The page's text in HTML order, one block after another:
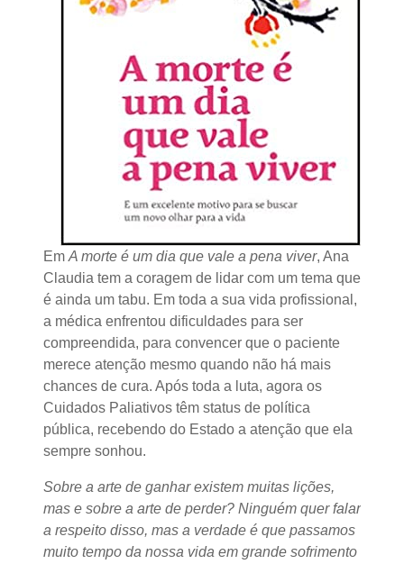
Em A morte é um dia que vale a pena viver, Ana
Claudia tem a coragem de lidar com um tema que
é ainda um tabu. Em toda a sua vida profissional,
a médica enfrentou dificuldades para ser
compreendida, para convencer que o paciente
merece atenção mesmo quando não há mais
chances de cura. Após toda a luta, agora os
Cuidados Paliativos têm status de política
pública, recebendo do Estado a atenção que ela
sempre sonhou.
Sobre a arte de ganhar existem muitas lições,
mas e sobre a arte de perder? Ninguém quer falar
a respeito disso, mas a verdade é que passamos
muito tempo da nossa vida em grande sofrimento